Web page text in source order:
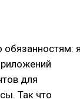
обязанностям:
для
Так что